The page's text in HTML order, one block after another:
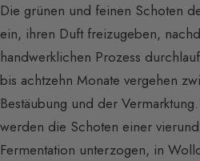
Die grünen und feinen Schoten
ein, ihren Duft freizugeben,
handwerklichen Prozess
bis achtzehn Monate vergehen
Bestäubung und der
werden die Schoten einer
Fermentation unterzogen, in